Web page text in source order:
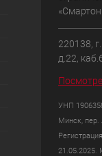
220138,
д.22,
УНП
Минск, пер.
21.05.2025.